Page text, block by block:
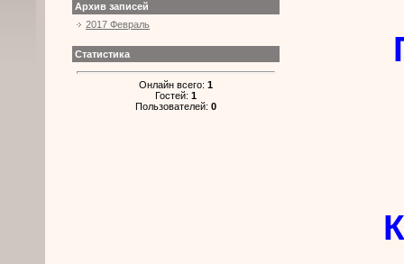
Архив записей
2017 Февраль
Статистика
Онлайн всего: 1
Гостей: 1
Пользователей: 0